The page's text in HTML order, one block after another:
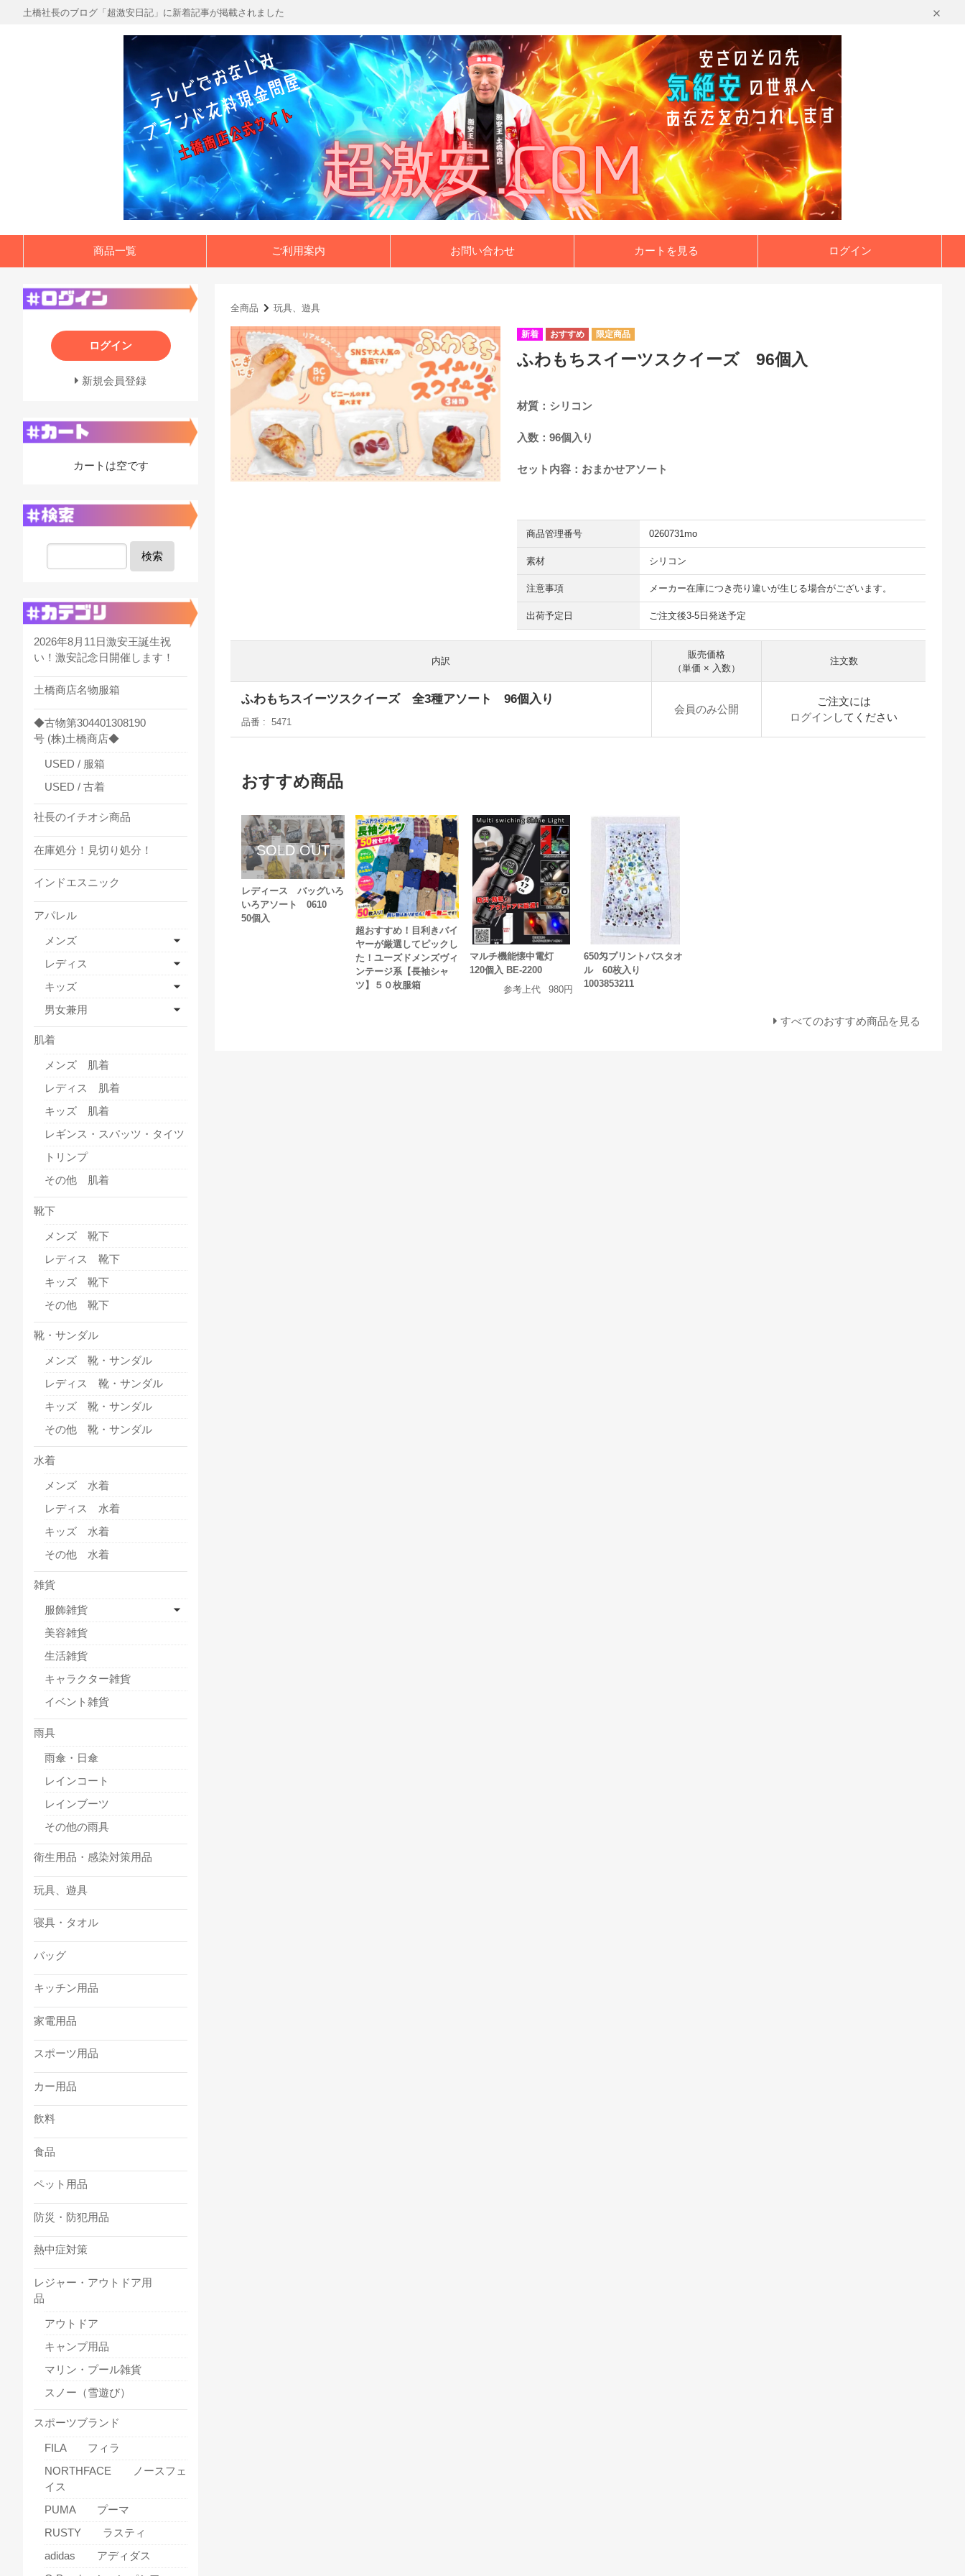
土橋社長のブログ「超激安日記」に新着記事が掲載されました
商品一覧 ご利用案内 お問い合わせ カートを見る ログイン
全商品 玩具、遊具
ふわもちスイーツスクイーズ 96個入
材質：シリコン
入数：96個入り
セット内容：おまかせアソート
商品管理番号 0260731mo
素材 シリコン
注意事項 メーカー在庫につき売り違いが生じる場合がございます。
出荷予定日 ご注文後3-5日発送予定
内訳
販売価格
（単価 × 入数）
注文数
ふわもちスイーツスクイーズ 全3種アソート 96個入り
品番 5471
会員のみ公開
ご注文には
ログイン してください
おすすめ商品
レディース バッグいろ
いろアソート 0610
50個入
超おすすめ！目利きバイ
ヤーが厳選してピックし
た！ユーズドメンズヴィ
ンテージ系【長袖シャ
ツ】５０枚服箱
マルチ機能懐中電灯
120個入 BE-2200
参考上代
980円
650匁プリントバスタオ
ル 60枚入り
1003853211
すべてのおすすめ商品を見る
ログイン
新規会員登録
カートは空です
検索
2026年8月11日激安王誕生祝
い！激安記念日開催します！
土橋商店名物服箱
◆古物第304401308190
号 (株)土橋商店◆
USED / 服箱
USED / 古着
社長のイチオシ商品
在庫処分！見切り処分！
インドエスニック
アパレル
メンズ
レディス
キッズ
男女兼用
肌着
メンズ 肌着
レディス 肌着
キッズ 肌着
レギンス・スパッツ・タイツ
トリンプ
その他 肌着
靴下
メンズ 靴下
レディス 靴下
キッズ 靴下
その他 靴下
靴・サンダル
メンズ 靴・サンダル
レディス 靴・サンダル
キッズ 靴・サンダル
その他 靴・サンダル
水着
メンズ 水着
レディス 水着
キッズ 水着
その他 水着
雑貨
服飾雑貨
美容雑貨
生活雑貨
キャラクター雑貨
イベント雑貨
雨具
雨傘・日傘
レインコート
レインブーツ
その他の雨具
衛生用品・感染対策用品
玩具、遊具
寝具・タオル
バッグ
キッチン用品
家電用品
スポーツ用品
カー用品
飲料
食品
ペット用品
防災・防犯用品
熱中症対策
レジャー・アウトドア用
品
アウトドア
キャンプ用品
マリン・プール雑貨
スノー（雪遊び）
スポーツブランド
FILA フィラ
NORTHFACE ノースフェ
イス
PUMA プーマ
RUSTY ラスティ
adidas アディダス